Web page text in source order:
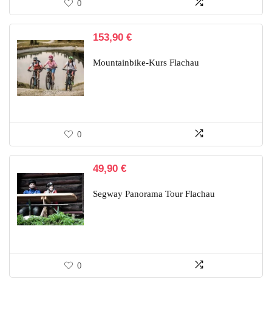
0
153,90 €
Mountainbike-Kurs Flachau
0
49,90 €
Segway Panorama Tour Flachau
0